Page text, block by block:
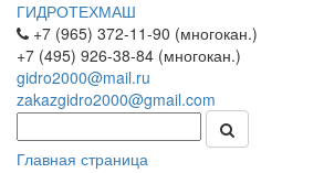
ГИДРОТЕХМАШ
+7 (965) 372-11-90 (многокан.)
+7 (495) 926-38-84 (многокан.)
gidro2000@mail.ru
zakazgidro2000@gmail.com
Главная страница